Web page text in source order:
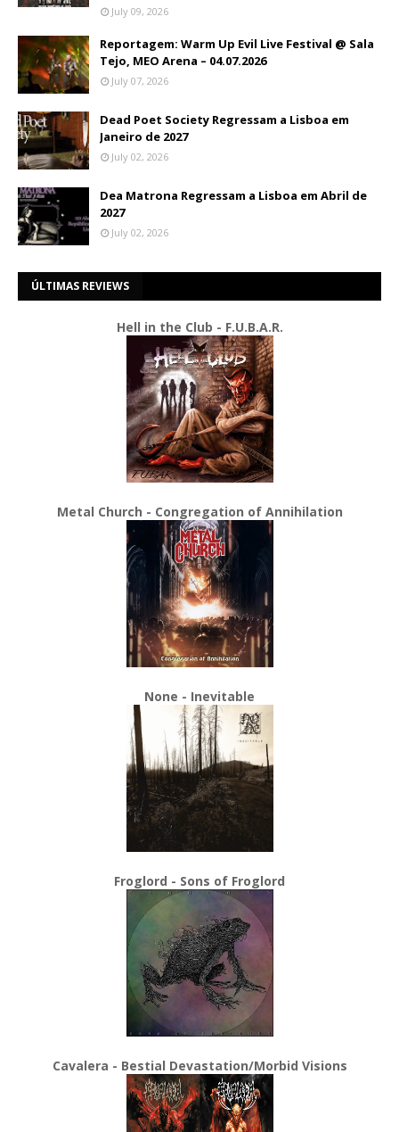
July 09, 2026
Reportagem: Warm Up Evil Live Festival @ Sala
Tejo, MEO Arena – 04.07.2026
July 07, 2026
Dead Poet Society Regressam a Lisboa em
Janeiro de 2027
July 02, 2026
Dea Matrona Regressam a Lisboa em Abril de
2027
July 02, 2026
ÚLTIMAS REVIEWS
Hell in the Club - F.U.B.A.R.
Metal Church - Congregation of Annihilation
None - Inevitable
Froglord - Sons of Froglord
Cavalera - Bestial Devastation/Morbid Visions